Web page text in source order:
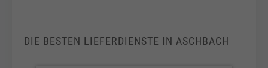
DIE BESTEN LIEFERDIENSTE IN ASCHBACH